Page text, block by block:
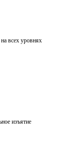
всех уровнях
изъятие